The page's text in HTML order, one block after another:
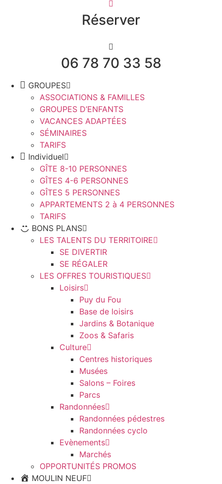
Réserver
06 78 70 33 58
GROUPES
ASSOCIATIONS & FAMILLES
GROUPES D’ENFANTS
VACANCES ADAPTÉES
SÉMINAIRES
TARIFS
Individuel
GÎTE 8-10 PERSONNES
GÎTES 4-6 PERSONNES
GÎTES 5 PERSONNES
APPARTEMENTS 2 à 4 PERSONNES
TARIFS
BONS PLANS
LES TALENTS DU TERRITOIRE
SE DIVERTIR
SE RÉGALER
LES OFFRES TOURISTIQUES
Loisirs
Puy du Fou
Base de loisirs
Jardins & Botanique
Zoos & Safaris
Culture
Centres historiques
Musées
Salons – Foires
Parcs
Randonnées
Randonnées pédestres
Randonnées cyclo
Evènements
Marchés
OPPORTUNITÉS PROMOS
MOULIN NEUF